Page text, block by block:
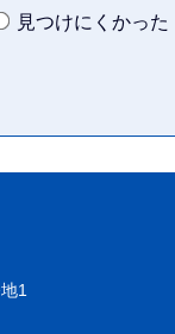
見つけにくかった
1